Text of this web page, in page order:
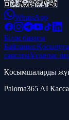
WhatsApp
Білім базасы
БайланысҚосылуға
саясатыҰсыныс
Қосымшаларды
Paloma365 AI